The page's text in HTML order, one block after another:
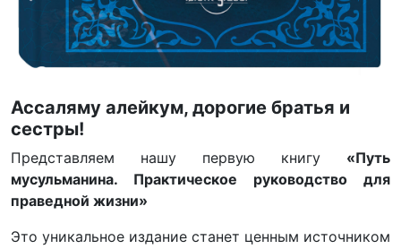
Ассаляму алейкум, дорогие братья и
сестры!
Представляем нашу первую книгу «Путь
мусульманина. Практическое руководство для
праведной жизни»
Это уникальное издание станет ценным источником